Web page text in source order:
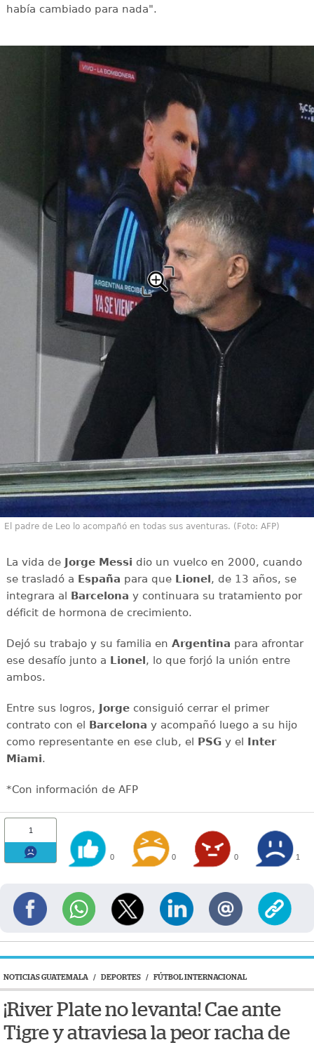
había cambiado para nada".
El padre de Leo lo acompañó en todas sus aventuras. (Foto: AFP)
La vida de Jorge Messi dio un vuelco en 2000, cuando
se trasladó a España para que Lionel, de 13 años, se
integrara al Barcelona y continuara su tratamiento por
déficit de hormona de crecimiento.
Dejó su trabajo y su familia en Argentina para afrontar
ese desafío junto a Lionel, lo que forjó la unión entre
ambos.
Entre sus logros, Jorgeconsiguió cerrar el primer
contrato con el Barcelona y acompañó luego a su hijo
como representante en ese club, el PSGy el Inter
Miami.
*Con información de AFP
1
0 0 0 1
NOTICIAS GUATEMALA / DEPORTES / FÚTBOL INTERNACIONAL
¡River Plate no levanta! Cae ante
Tigre y atraviesa la peor racha de